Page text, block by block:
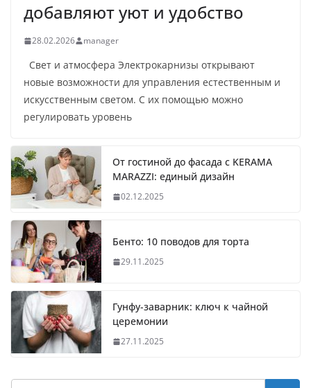
добавляют уют и удобство
28.02.2026 manager
Свет и атмосфера Электрокарнизы открывают
новые возможности для управления естественным и
искусственным светом. С их помощью можно
регулировать уровень
От гостиной до фасада с KERAMA
MARAZZI: единый дизайн
02.12.2025
Бенто: 10 поводов для торта
29.11.2025
Гунфу-заварник: ключ к чайной
церемонии
27.11.2025